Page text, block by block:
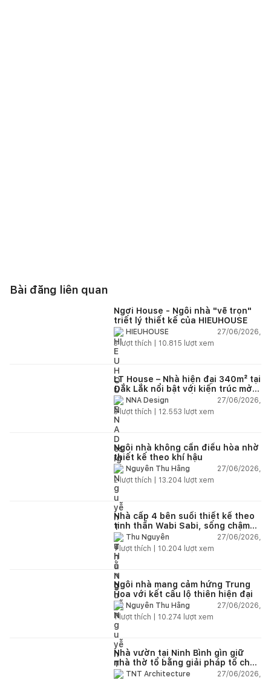
Bài đăng liên quan
Ngơi House - Ngôi nhà "vẽ trọn"
triết lý thiết kế của HIEUHOUSE
HIEUHOUSE
27/06/2026,
3lượt thích | 10.815 lượt xem
LT House – Nhà hiện đại 340m² tại
Đắk Lắk nổi bật với kiến trúc mở
và hệ sân vườn kết nối thiên
nhiên
NNA Design
27/06/2026,
3lượt thích | 12.553 lượt xem
Ngôi nhà không cần điều hòa nhờ
thiết kế theo khí hậu
Nguyễn Thu Hằng
27/06/2026,
2lượt thích | 13.204 lượt xem
Nhà cấp 4 bên suối thiết kế theo
tinh thần Wabi Sabi, sống chậm
giữa thiên nhiên
Thu Nguyễn
27/06/2026,
1lượt thích | 10.204 lượt xem
Ngôi nhà mang cảm hứng Trung
Hoa với kết cấu lộ thiên hiện đại
Nguyễn Thu Hằng
27/06/2026,
1lượt thích | 10.274 lượt xem
Nhà vườn tại Ninh Bình gìn giữ
nhà thờ tổ bằng giải pháp tổ chức
lại không gian
TNT Architecture
27/06/2026,